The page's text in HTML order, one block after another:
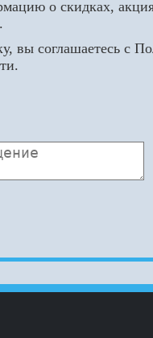
о скидках,
вы соглашаетесь с